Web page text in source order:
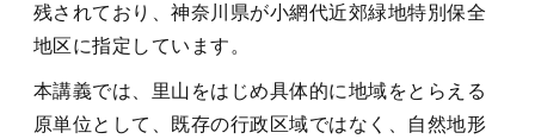
残されており、神奈川県が小網代近郊緑地特別保全
地区に指定しています。
本講義では、里山をはじめ具体的に地域をとらえる
原単位として、既存の行政区域ではなく、自然地形